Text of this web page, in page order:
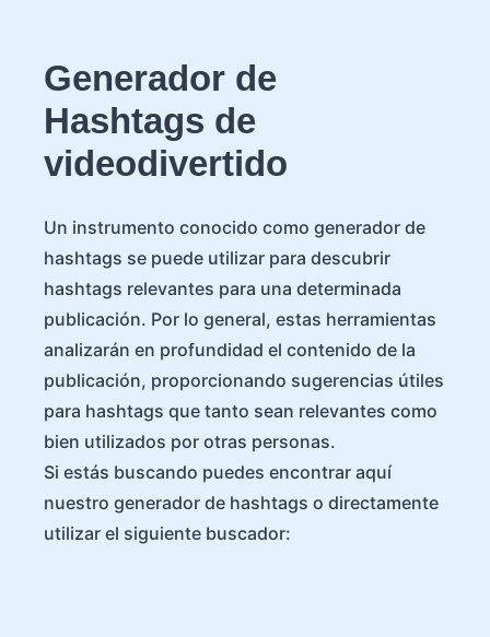
Generador de
Hashtags de
videodivertido
Un instrumento conocido como generador de
hashtags se puede utilizar para descubrir
hashtags relevantes para una determinada
publicación. Por lo general, estas herramientas
analizarán en profundidad el contenido de la
publicación, proporcionando sugerencias útiles
para hashtags que tanto sean relevantes como
bien utilizados por otras personas.
Si estás buscando puedes encontrar aquí
nuestro generador de hashtags o directamente
utilizar el siguiente buscador: